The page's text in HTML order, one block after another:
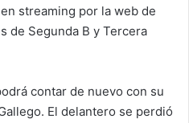
streaming por la web de
de Segunda B y Tercera
contar de nuevo con su
El delantero se perdió